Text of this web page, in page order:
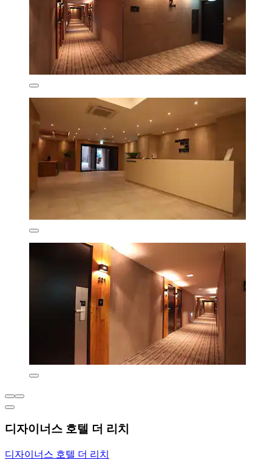
디자이너스 호텔 더 리치
디자이너스 호텔 더 리치